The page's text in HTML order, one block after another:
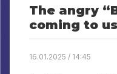
The angry
coming to us
16.01.2025 / 14:45